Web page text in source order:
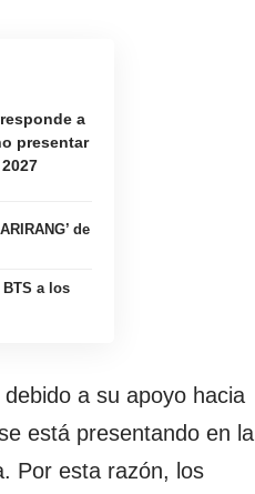
a
presentar
de
a los
a su apoyo hacia
está presentando en la
Por esta razón, los